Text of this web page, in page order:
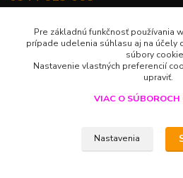
Nonstop
yodeyma.parfemy@gmail.com
Upravit sběr
Pre základnú funkčnosť používania
prípade udelenia súhlasu aj na účely
súbory
Nastavenie vlastných preferencií
upraviť.
VIAC O SÚBOROCH
Nastavenia